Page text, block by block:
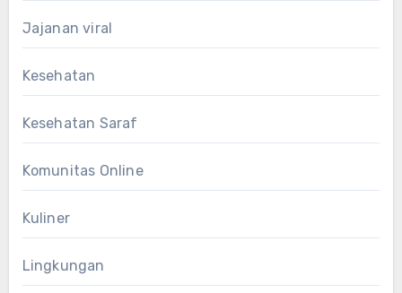
Jajanan viral
Kesehatan
Kesehatan Saraf
Komunitas Online
Kuliner
Lingkungan